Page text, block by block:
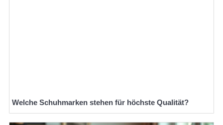
Welche Schuhmarken stehen für höchste Qualität?